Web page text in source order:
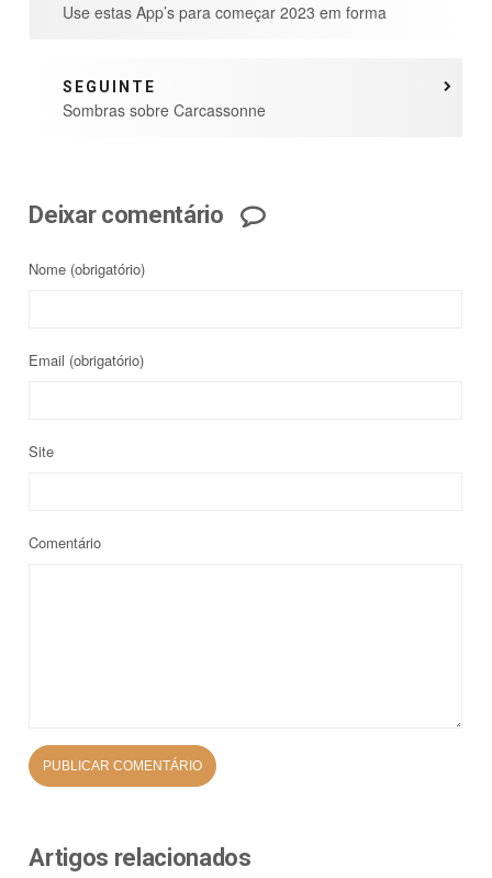
Use estas App’s para começar 2023 em forma
SEGUINTE
Sombras sobre Carcassonne
Deixar comentário
Nome (obrigatório)
Email (obrigatório)
Site
Comentário
Artigos relacionados